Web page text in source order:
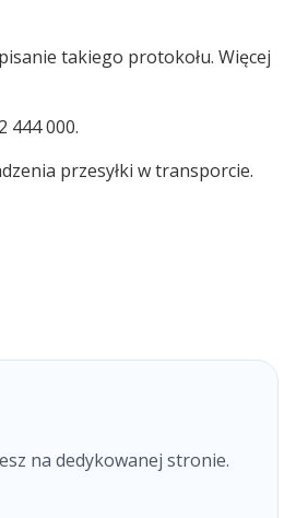
takiego protokołu. Więcej
444 000.
przesyłki w transporcie.
na dedykowanej stronie.